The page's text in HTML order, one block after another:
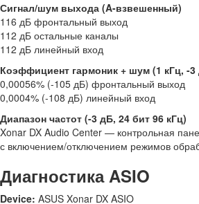
Сигнал/шум выхода (A-взвешенный)
116 дБ фронтальный выход
112 дБ остальные каналы
112 дБ линейный вход
Коэффициент гармоник + шум (1 кГц, -3
0,00056% (-105 дБ) фронтальный выход
0,0004% (-108 дБ) линейный вход
Диапазон частот (-3 дБ, 24 бит 96 кГц)
Xonar DX Audio Center — контрольная
с включением/отключением режимов
Диагностика ASIO
Device: ASUS Xonar DX ASIO